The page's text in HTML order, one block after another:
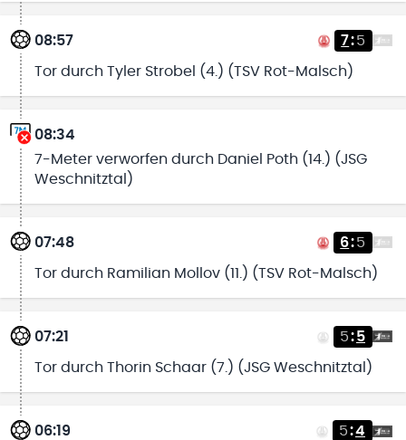
08:57 7:5
Tor durch Tyler Strobel (4.) (TSV Rot-Malsch)
08:34
7-Meter verworfen durch Daniel Poth (14.) (JSG
Weschnitztal)
07:48 6:5
Tor durch Ramilian Mollov (11.) (TSV Rot-Malsch)
07:21 5:5
Tor durch Thorin Schaar (7.) (JSG Weschnitztal)
06:19 5:4